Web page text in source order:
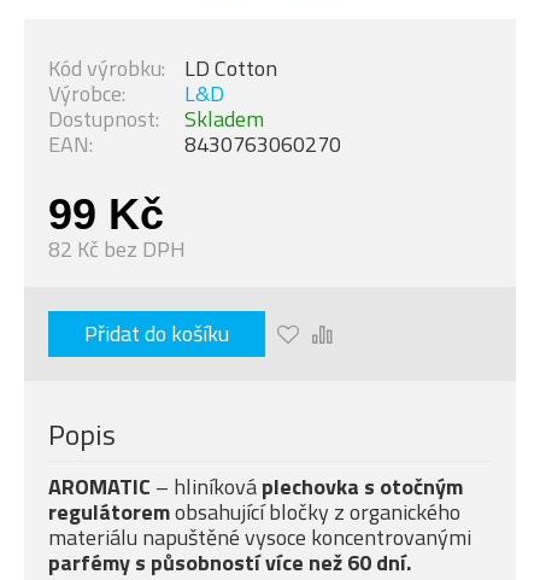
99 Kč
82 Kč bez DPH
Dostupnost: Skladem
Výrobce: L&D
Kód výrobku: LD Cotton
EAN: 8430763060270
Přidat do košíku
Popis
AROMATIC – hliníkováplechovka s otočným
regulátoremobsahující bločky z organického
materiálu napuštěné vysoce koncentrovanými
parfémy s působností více než 60 dní.